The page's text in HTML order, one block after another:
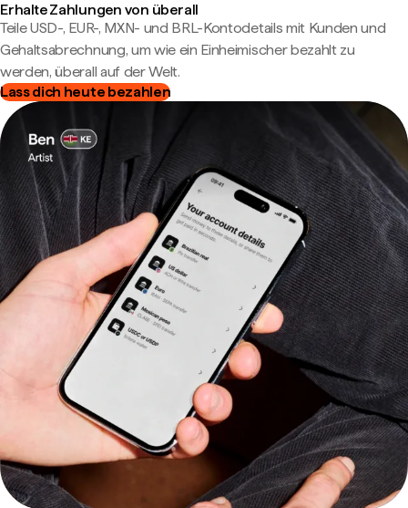
Erhalte Zahlungen von überall
Teile USD-, EUR-, MXN- und BRL-Kontodetails mit Kunden und
Gehaltsabrechnung, um wie ein Einheimischer bezahlt zu
werden, überall auf der Welt.
Lass dich heute bezahlen